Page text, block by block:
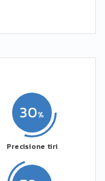
30
Precisione tiri